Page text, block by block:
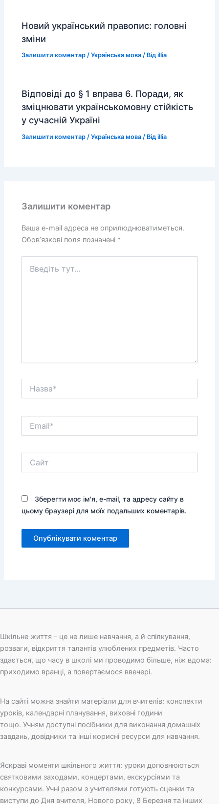
Новий український правопис: головні
зміни
Залишити коментар /Українська мова / Відillia
Відповіді до § 1 вправа 6. Поради, як
зміцнювати українськомовну стійкість
у сучасній Україні
Залишити коментар /Українська мова / Відillia
Залишити коментар
Ваша e-mail адреса не оприлюднюватиметься.
Обов’язкові поля позначені *
тут...
Зберегти моє ім'я, e-mail, та адресу сайту в
цьому браузері для моїх подальших коментарів.
Шкільне життя – це не лише навчання, а й спілкування,
розваги, відкриття талантів улюблених предметів. Часто
здається, що часу в школі ми проводимо більше, ніж вдома:
приходимо вранці, а повертаємося ввечері.
На сайті можна знайти матеріали для вчителів: конспекти
уроків, календарні планування, виховні години
тощо. Учням доступні посібники для виконання домашніх
завдань, довідники та інші корисні ресурси для навчання.
Яскраві моменти шкільного життя: уроки доповнюються
святковими заходами, концертами, екскурсіями та
конкурсами. Учні разом з учителями готують сценки та
виступи до Дня вчителя, Нового року, 8 Березня та інших